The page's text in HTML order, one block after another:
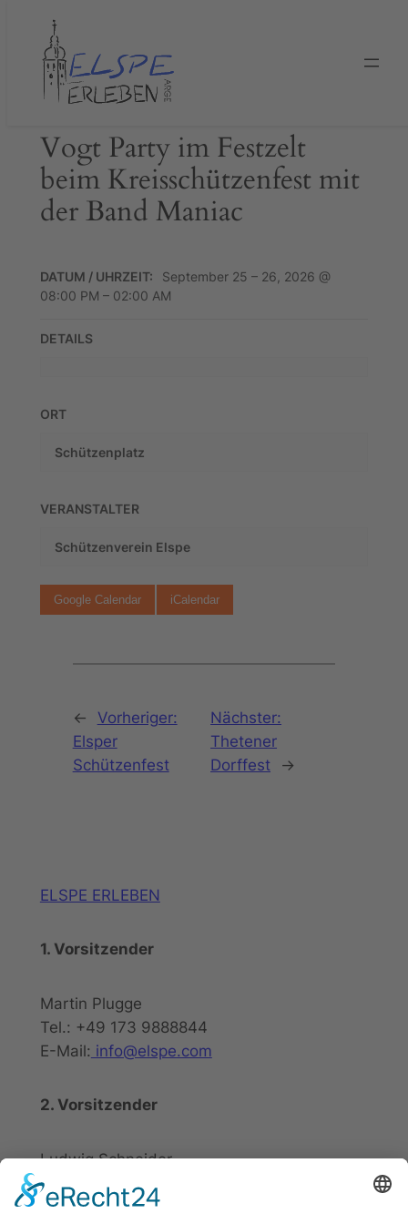
springen
Vogt Party im Festzelt
beim Kreisschützenfest mit
der Band Maniac
DATUM / UHRZEIT:
September 25 – 26, 2026 @
08:00 PM – 02:00 AM
DETAILS
ORT
Schützenplatz
VERANSTALTER
Schützenverein Elspe
Google Calendar iCalendar
←
Vorheriger:
Elsper
Schützenfest
Nächster:
Thetener
Dorffest
→
ELSPE ERLEBEN
1. Vorsitzender
Martin Plugge
Tel.: +49 173 9888844
E-Mail: info@elspe.com
2. Vorsitzender
Ludwig Schneider
Tel.: +49 2721 20800
E-Mail:info@elspe.com